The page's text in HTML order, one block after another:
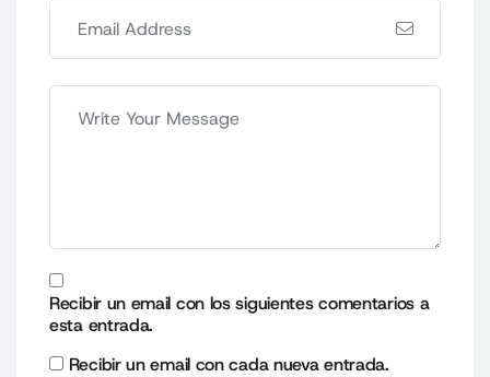
Recibir un email con los siguientes comentarios a
esta entrada.
Recibir un email con cada nueva entrada.